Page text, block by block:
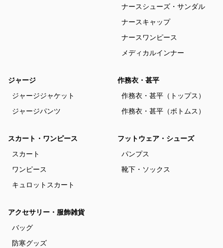
ナースシューズ・サンダル
ナースキャップ
ナースワンピース
メディカルインナー
ジャージ
ジャージジャケット
ジャージパンツ
作務衣・甚平
作務衣・甚平（トップス）
作務衣・甚平（ボトムス）
スカート・ワンピース
スカート
ワンピース
キュロットスカート
フットウェア・シューズ
パンプス
靴下・ソックス
アクセサリー・服飾雑貨
バッグ
防寒グッズ